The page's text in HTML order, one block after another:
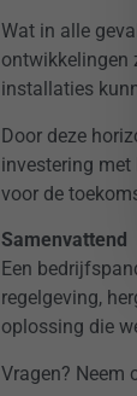
Wat in alle
ontwikkelingen
installaties
Door deze
investering
voor de
Samenvattend
Een
regelgeving,
oplossing die
Vragen? Neem